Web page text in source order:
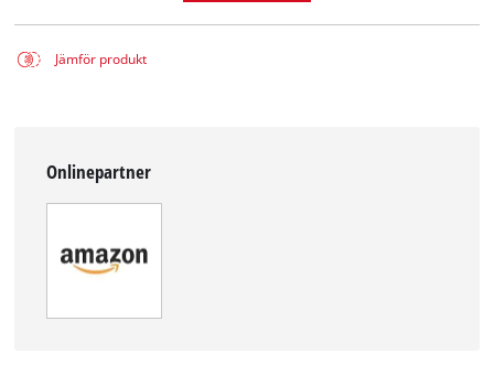
Jämför produkt
Onlinepartner